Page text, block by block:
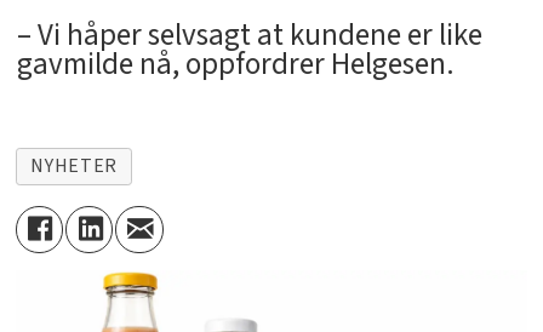
– Vi håper selvsagt at kundene er like
gavmilde nå, oppfordrer Helgesen.
NYHETER